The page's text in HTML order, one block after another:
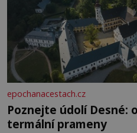
epochanacestach.cz
Poznejte údolí Desné:
termální prameny